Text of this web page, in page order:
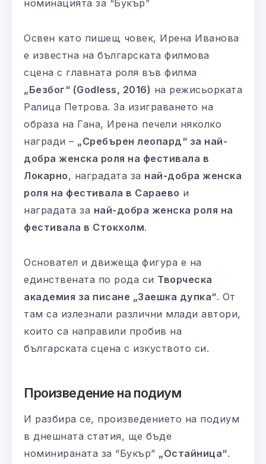
номинацията за “Букър”
Освен като пишещ човек, Ирена Иванова
е известна на българската филмова
сцена с главната роля във филма
„Безбог“ (Godless, 2016) на режисьорката
Ралица Петрова. За изиграването на
образа на Гана, Ирена печели няколко
награди – „Сребърен леопард“ за най-
добра женска роля на фестивала в
Локарно, наградата за най-добра женска
роля на фестивала в Сараево и
наградата за най-добра женска роля на
фестивала в Стокхолм.
Основател и движеща фигура е на
единствената по рода си Творческа
академия за писане „Заешка дупка“. От
там са излезнали различни млади автори,
които са направили пробив на
българската сцена с изкуството си.
Произведение на подиум
И разбира се, произведението на подиум
в днешната статия, ще бъде
номинираната за “Букър” „Остайница“.